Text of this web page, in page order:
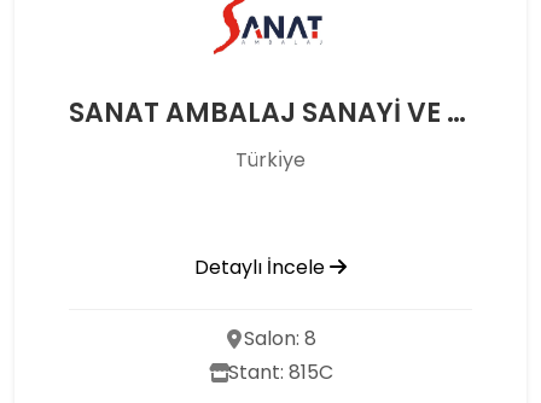
SANAT AMBALAJ SANAYİ VE TİCARET A.Ş.
Türkı̇ye
Detaylı İncele
Salon: 8
Stant: 815C